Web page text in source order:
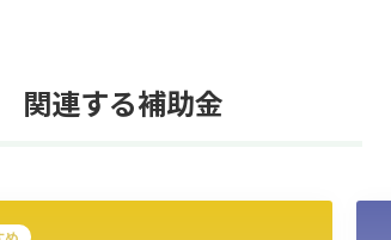
関連する補助金